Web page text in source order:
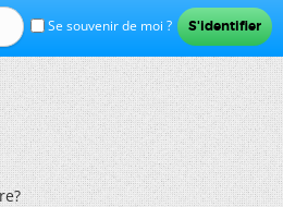
Se souvenir de moi ?